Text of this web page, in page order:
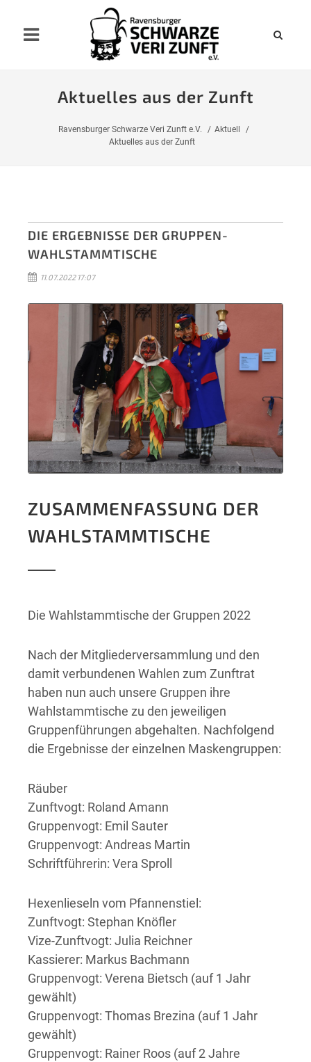
Aktuelles aus der Zunft
Ravensburger Schwarze Veri Zunft e.V.
Aktuell
Aktuelles aus der Zunft
DIE ERGEBNISSE DER GRUPPEN-
WAHLSTAMMTISCHE
11.07.2022 17:07
ZUSAMMENFASSUNG DER
WAHLSTAMMTISCHE
Die Wahlstammtische der Gruppen 2022
Nach der Mitgliederversammlung und den
damit verbundenen Wahlen zum Zunftrat
haben nun auch unsere Gruppen ihre
Wahlstammtische zu den jeweiligen
Gruppenführungen abgehalten. Nachfolgend
die Ergebnisse der einzelnen Maskengruppen:
Räuber
Zunftvogt: Roland Amann
Gruppenvogt: Emil Sauter
Gruppenvogt: Andreas Martin
Schriftführerin: Vera Sproll
Hexenlieseln vom Pfannenstiel:
Zunftvogt: Stephan Knöfler
Vize-Zunftvogt: Julia Reichner
Kassierer: Markus Bachmann
Gruppenvogt: Verena Bietsch (auf 1 Jahr
gewählt)
Gruppenvogt: Thomas Brezina (auf 1 Jahr
gewählt)
Gruppenvogt: Rainer Roos (auf 2 Jahre